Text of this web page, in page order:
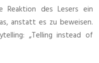
Reaktion des Lesers ein
anstatt es zu beweisen.
„Telling instead of